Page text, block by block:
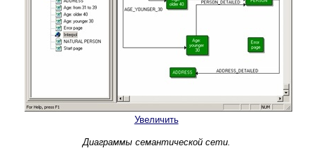
Увеличить
Диаграммы семантической сети.